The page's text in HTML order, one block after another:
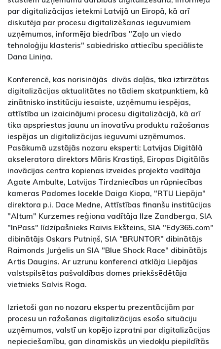
par digitalizācijas ietekmi Latvijā un Eiropā, kā arī
diskutēja par procesu digitalizēšanas ieguvumiem
uzņēmumos, informēja biedrības "Zaļo un viedo
tehnoloģiju klasteris" sabiedrisko attiecību speciāliste
Dana Liniņa.
Konferencē, kas norisinājās divās daļās, tika iztirzātas
digitalizācijas aktualitātes no tādiem skatpunktiem, kā
zinātnisko institūciju iesaiste, uzņēmumu iespējas,
attīstība un izaicinājumi procesu digitalizācijā, kā arī
tika apspriestas jaunu un inovatīvu produktu ražošanas
iespējas un digitalizācijas ieguvumi uzņēmumos.
Pasākumā uzstājās nozaru eksperti: Latvijas Digitālā
akseleratora direktors Māris Krastiņš, Eiropas Digitālās
inovācijas centra kopienas izveides projekta vadītāja
Agate Ambulte, Latvijas Tirdzniecības un rūpniecības
kameras Padomes locekle Daiga Kiopa, "RTU Liepāja"
direktora p.i. Dace Medne, Attīstības finanšu institūcijas
"Altum" Kurzemes reģiona vadītāja Ilze Zandberga, SIA
"InPass" līdzīpašnieks Raivis Ekšteins, SIA "Edy365.com"
dibinātājs Oskars Putniņš, SIA "BRUNTOR" dibinātājs
Raimonds Jurģelis un SIA "Blue Shock Race" dibinātājs
Artis Daugins. Ar uzrunu konferenci atklāja Liepājas
valstspilsētas pašvaldības domes priekšsēdētāja
vietnieks Salvis Roga.
Izrietoši gan no nozaru ekspertu prezentācijām par
procesu un ražošanas digitalizācijas esošo situāciju
uzņēmumos, valstī un kopējo izpratni par digitalizācijas
nepieciešamību, gan dinamiskās un viedokļu piepildītās